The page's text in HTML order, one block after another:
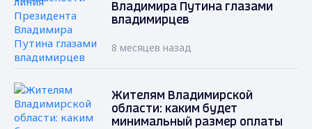
Владимира Путина глазами
владимирцев
8 месяцев назад
Жителям Владимирской
области: каким будет
минимальный размер оплаты